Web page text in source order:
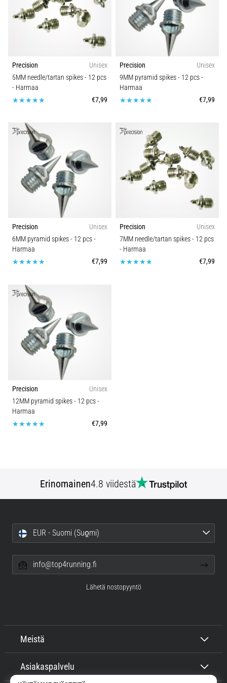
ja
Käytännössä
sukkulajuoksu
testaa
nopeutta,
suunnanmuutoksia.
suoritetaan
oikein,
missä
polvi:
syyt,
hoito
ennaltaehkäisy
Juoksijan
jänteen
oireyhtymä
(ITBS),
on
keskuudessa.
Näytä
kaikki
Precision
Unisex
5MM needle/tartan spikes - 12 pcs
- Harmaa
€7,99
Precision
Unisex
9MM pyramid spikes - 12 pcs-
Harmaa
€7,99
Precision
Unisex
6MM pyramid spikes - 12 pcs-
Harmaa
€7,99
Precision
Unisex
7MM needle/tartan spikes - 12 pcs
- Harmaa
€7,99
Precision
Unisex
12MM pyramid spikes - 12 pcs-
Harmaa
€7,99
Erinomainen4.8 viidestä
Meistä
Asiakaspalvelu
EUR - Suomi (Suo̯mi)
info@top4running.fi
Lähetä nostopyyntö